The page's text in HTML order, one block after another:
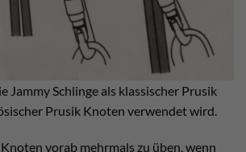
Jammy Schlinge als klassischer Prusik
Prusik Knoten verwendet wird.
vorab mehrmals zu üben, wenn